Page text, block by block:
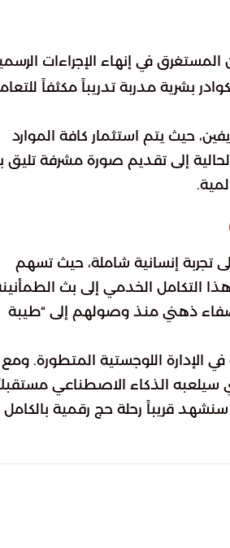
في إنهاء الإجراءات
بشرية مدربة تدريباً مكثفاً
حيث يتم استثمار كافة الموارد
إلى تقديم صورة مشرفة تليق
تجربة إنسانية شاملة، حيث تسهم
التكامل الخدمي إلى بث
ذهني منذ وصولهم إلى “طيبة
الإدارة اللوجستية المتطورة. ومع
سيلعبه الذكاء الاصطناعي
قريباً رحلة حج رقمية بالكامل